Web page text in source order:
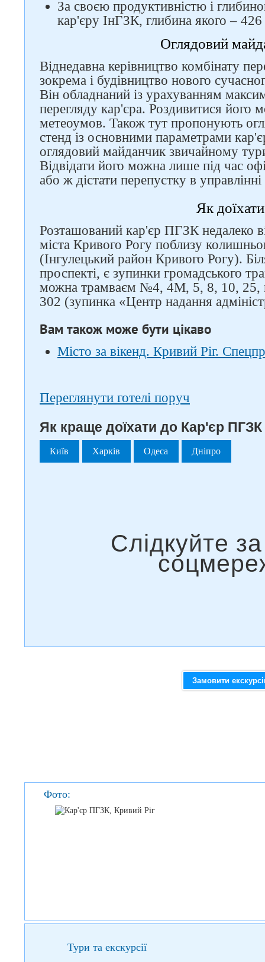
За своєю продуктивністю і
кар'єру ІнГЗК, глибина якого –
Оглядовий
Віднедавна керівництво комбінату
зокрема і будівництво нового
Він обладнаний із урахуванням
перегляду кар'єра. Роздивитися його
метеоумов. Також тут пропонують
стенд із основними параметрами
оглядовий майданчик звичайному
Відвідати його можна лише під час
або ж дістати перепустку в
Як доїхати
Розташований кар'єр ПГЗК недалеко
міста Кривого Рогу поблизу
(Інгулецький район Кривого Рогу).
проспекті, є зупинки громадського
можна трамваєм №4, 4М, 5, 8, 10, 25,
302 (зупинка «Центр надання
Вам також може бути цікаво
Місто за вікенд. Кривий Ріг.
Переглянути готелі поруч
Як краще доїхати до Кар'єр ПГЗК
Київ Харків Одеса Дніпро
Слідкуйте за нами в
соцмережах
Замовити
Фото:
Тури та екскурсії